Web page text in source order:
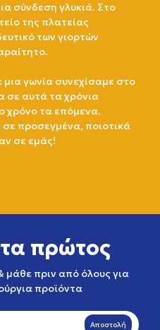
σύνδεση γλυκιά. Στο
της πλατείας
των γιορτών
γωνία συνεχίσαμε στο
σε αυτά τα χρόνια
χρόνο τα επόμενα.
προσεγμένα, ποιοτικά
σε εμάς!
πρώτος
πριν από όλους για
προϊόντα
Αποστολή